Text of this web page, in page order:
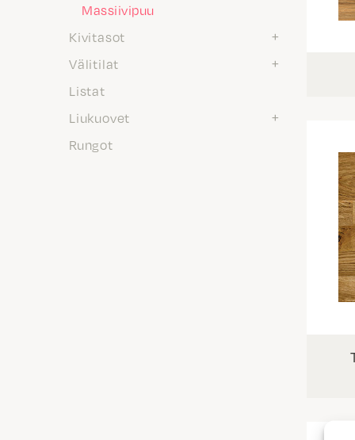
Massiivipuu
Kivitasot
Välitilat
Listat
Liukuovet
Rungot